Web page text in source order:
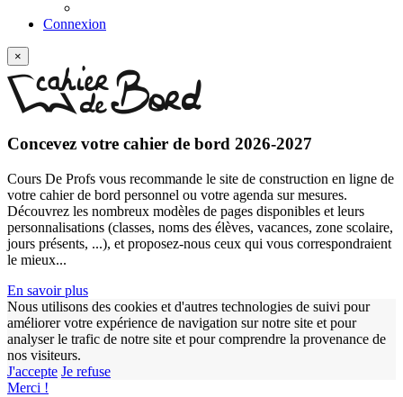
Connexion
×
Concevez votre cahier de bord 2026-2027
Cours De Profs vous recommande le site de construction en ligne de
votre cahier de bord personnel ou votre agenda sur mesures.
Découvrez les nombreux modèles de pages disponibles et leurs
personnalisations (classes, noms des élèves, vacances, zone scolaire,
jours présents, ...), et proposez-nous ceux qui vous correspondraient
le mieux...
En savoir plus
Nous utilisons des cookies et d'autres technologies de suivi pour
améliorer votre expérience de navigation sur notre site et pour
analyser le trafic de notre site et pour comprendre la provenance de
nos visiteurs.
J'accepte Je refuse
Merci !